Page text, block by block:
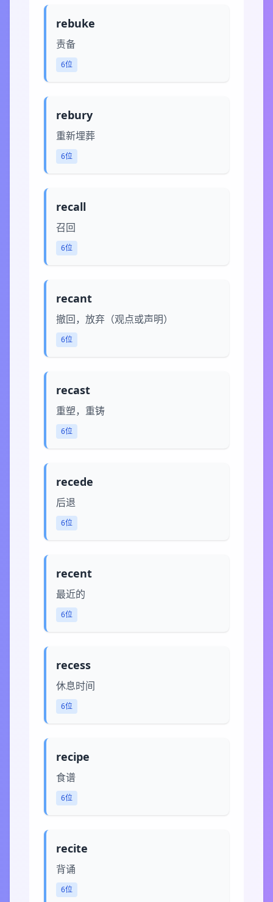
rebuke
责备
6位
rebury
重新埋葬
6位
recall
召回
6位
recant
撤回，放弃（观点或声明）
6位
recast
重塑，重铸
6位
recede
后退
6位
recent
最近的
6位
recess
休息时间
6位
recipe
食谱
6位
recite
背诵
6位